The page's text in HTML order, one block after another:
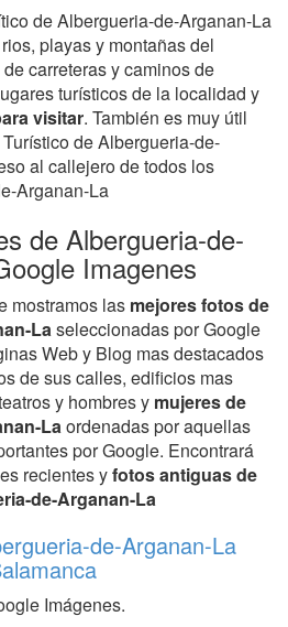
de Albergueria-de-Arganan-La
playas y montañas del
carreteras y caminos de
turísticos de la localidad y
visitar. También es muy útil
de Albergueria-de-
al callejero de todos los
Arganan-La
de Albergueria-de-
Imagenes
mostramos las mejores fotos de
Laseleccionadas por Google
Web y Blog mas destacados
de sus calles, edificios mas
y hombres y mujeres de
Laordenadas por aquellas
por Google. Encontrará
recientes yfotos antiguas de
de-Arganan-La
de-Arganan-La
Imágenes.